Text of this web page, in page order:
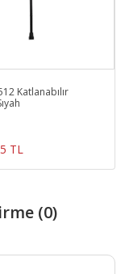
Katlanabılır
TL
(0)